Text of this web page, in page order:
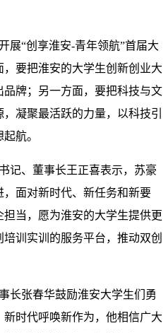
“创享淮安-青年领航”首届大
要把淮安的大学生创新创业大
牌；另一方面，要把科技与文
凝聚最活跃的力量，以科技引
航。
、董事长王正喜表示，苏豪
面对新时代、新任务和新要
当，愿为淮安的大学生提供更
训实训的服务平台，推动双创
张春华鼓励淮安大学生们勇
时代呼唤新作为，他相信广大